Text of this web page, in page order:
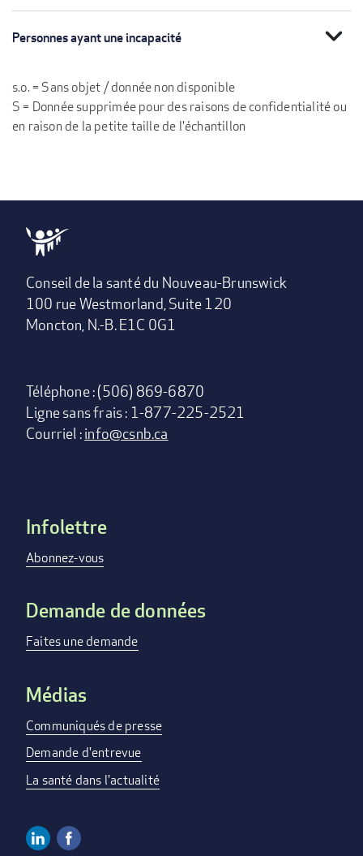
Personnes ayant une incapacité expand_more
s.o. = Sans objet / donnée non disponible
S = Donnée supprimée pour des raisons de confidentialité ou
en raison de la petite taille de l'échantillon
Conseil de la santé du Nouveau-Brunswick
100 rue Westmorland, Suite 120
Moncton, N.-B. E1C 0G1
Téléphone : (506) 869-6870
Ligne sans frais : 1-877-225-2521
Courriel :info@csnb.ca
Footer
menu
Infolettre
Abonnez-vous
Demande de données
Faites une demande
Médias
Communiqués de presse
Demande d'entrevue
La santé dans l'actualité
Linkedin